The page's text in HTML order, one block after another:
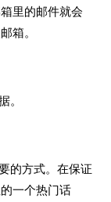
里的邮件就会
箱。
。
的方式。在保证
一个热门话